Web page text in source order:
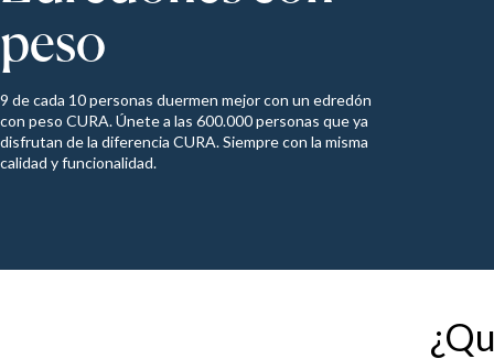
peso
9 de cada 10 personas duermen mejor con un edredón
con peso CURA. Únete a las 600.000 personas que ya
disfrutan de la diferencia CURA. Siempre con la misma
calidad y funcionalidad.